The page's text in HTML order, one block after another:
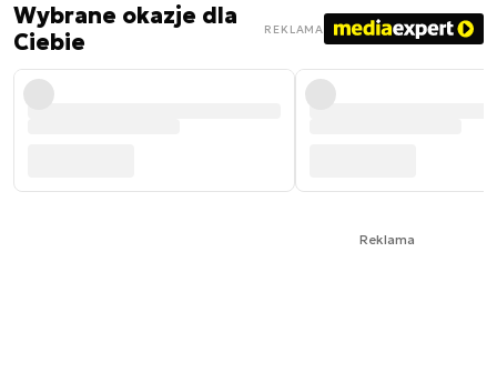
Wybrane okazje dla
Ciebie
REKLAMA
Reklama